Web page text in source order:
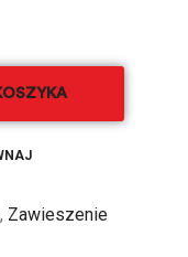
, Zawieszenie